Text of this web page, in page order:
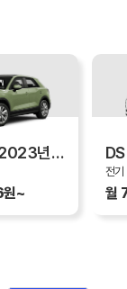
아우디 Q2 2023년형
~
전기
월